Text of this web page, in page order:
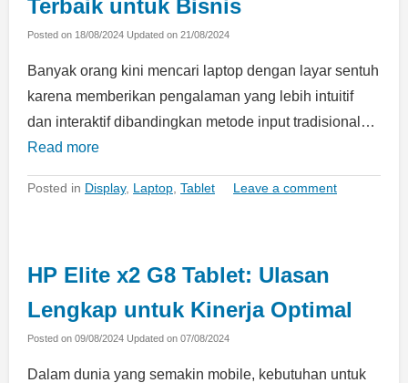
Terbaik untuk Bisnis
Posted on 18/08/2024 Updated on 21/08/2024
Banyak orang kini mencari laptop dengan layar sentuh
karena memberikan pengalaman yang lebih intuitif
dan interaktif dibandingkan metode input tradisional…
Read more
Posted in Display, Laptop Tablet Leave a comment
HP Elite x2 G8 Tablet: Ulasan
Lengkap untuk Kinerja Optimal
Posted on 09/08/2024 Updated on 07/08/2024
Dalam dunia yang semakin mobile, kebutuhan untuk